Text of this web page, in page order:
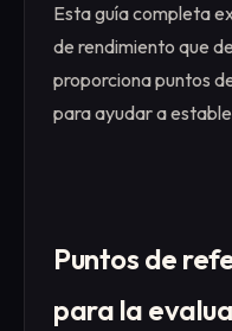
Esta guía completa
de rendimiento que
proporciona puntos
para ayudar a
Puntos de
para la